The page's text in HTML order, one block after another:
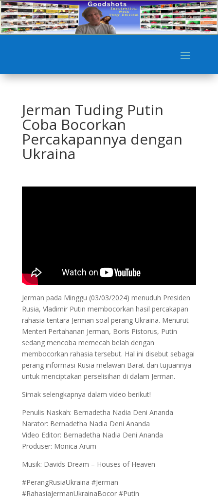
Jerman Tuding Putin
Coba Bocorkan
Percakapannya dengan
Ukraina
Jerman pada Minggu (03/03/2024) menuduh Presiden
Rusia, Vladimir Putin membocorkan hasil percakapan
rahasia tentara Jerman soal perang Ukraina. Menurut
Menteri Pertahanan Jerman, Boris Pistorus, Putin
sedang mencoba memecah belah dengan
membocorkan rahasia tersebut. Hal ini disebut sebagai
perang informasi Rusia melawan Barat dan tujuannya
untuk menciptakan perselisihan di dalam Jerman.
Simak selengkapnya dalam video berikut!
Penulis Naskah: Bernadetha Nadia Deni Ananda
Narator: Bernadetha Nadia Deni Ananda
Video Editor: Bernadetha Nadia Deni Ananda
Produser: Monica Arum
Musik: Davids Dream – Houses of Heaven
#PerangRusiaUkraina #Jerman
#RahasiaJermanUkrainaBocor #Putin